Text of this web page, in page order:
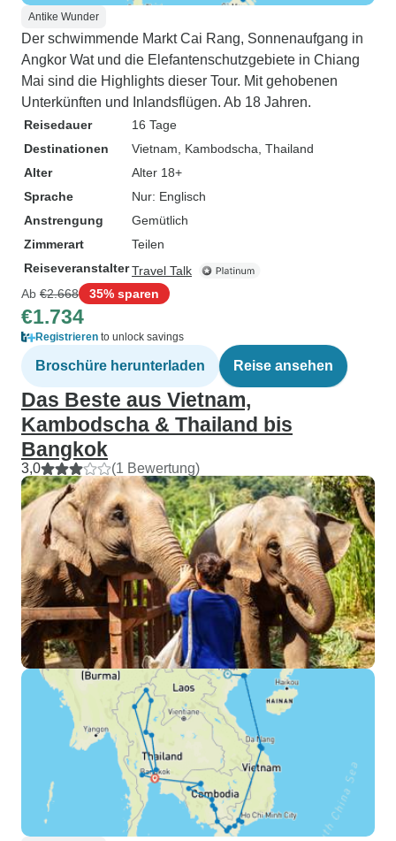
Antike Wunder
Der schwimmende Markt Cai Rang, Sonnenaufgang in
Angkor Wat und die Elefantenschutzgebiete in Chiang
Mai sind die Highlights dieser Tour. Mit gehobenen
Unterkünften und Inlandsflügen. Ab 18 Jahren.
Reisedauer
16 Tage
Destinationen
Vietnam , Kambodscha , Thailand
Alter
Alter 18+
Sprache
Nur: Englisch
Anstrengung
Gemütlich
Zimmerart
Teilen
ReiseveranstalterTravel Talk
Ab €2.668 35% sparen
€1.734
Registrieren to unlock savings
Broschüre herunterladen Reise ansehen
Das Beste aus Vietnam,
Kambodscha & Thailand bis
Bangkok
3,0 (1 Bewertung)